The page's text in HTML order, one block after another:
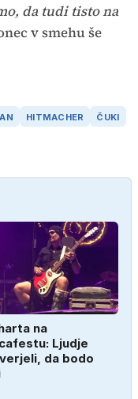
da tudi tisto na
v smehu še
HITMACHER ČUKI
na
Ljudje
da bodo